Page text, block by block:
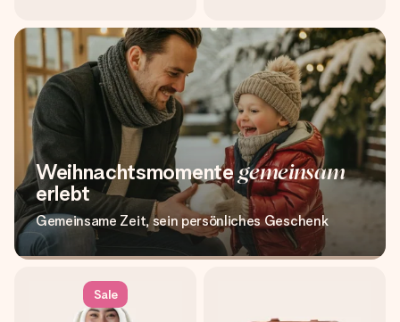
Weihnachtsmomentegemeinsam
erlebt
Gemeinsame Zeit, sein persönliches Geschenk
Sale